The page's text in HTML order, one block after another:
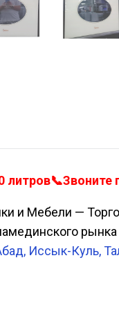
и Мебели —
рынка
Иссык-Куль,